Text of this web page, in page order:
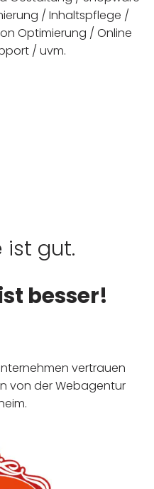
/ Inhaltspflege /
Optimierung / Online
/ uvm.
ist gut.
besser!
vertrauen
von der Webagentur